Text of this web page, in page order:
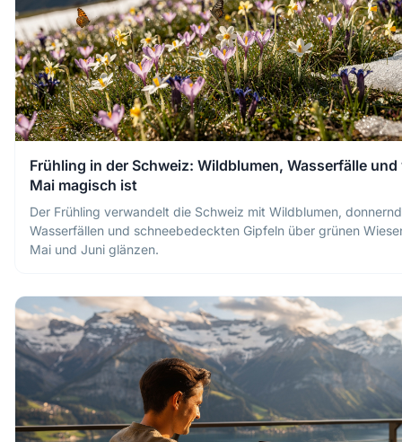
Frühling in der Schweiz: Wildblumen, Wasserfälle und
Mai magisch ist
Der Frühling verwandelt die Schweiz mit Wildblumen,
Wasserfällen und schneebedeckten Gipfeln über grünen
Mai und Juni glänzen.